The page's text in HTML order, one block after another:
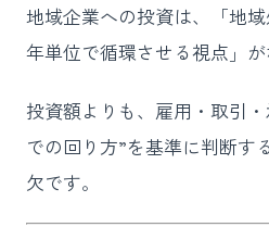
地域企業への投資は、「地
年単位で循環させる視点」が
投資額よりも、雇用・取引
での回り方”を基準に判断す
欠です。